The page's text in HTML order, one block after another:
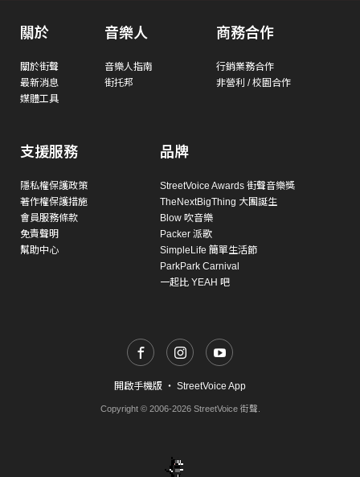
關於
關於街聲
最新消息
媒體工具
音樂人
音樂人指南
街托邦
商務合作
行銷業務合作
非營利 / 校園合作
支援服務
隱私權保護政策
著作權保護措施
會員服務條款
免責聲明
幫助中心
品牌
StreetVoice Awards 街聲音樂獎
TheNextBigThing 大團誕生
Blow 吹音樂
Packer 派歌
SimpleLife 簡單生活節
ParkPark Carnival
一起比 YEAH 吧
開啟手機版 ・ StreetVoice App
Copyright © 2006-2026 StreetVoice 街聲.